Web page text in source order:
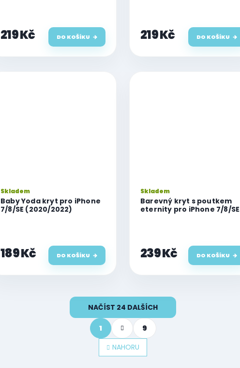
219 Kč DO KOŠÍKU 219 Kč DO KOŠÍKU
Baby Yoda kryt pro iPhone
7/8/SE (2020/2022)
Skladem
189 Kč DO KOŠÍKU
Barevný kryt s poutkem
eternity pro iPhone 7/8/SE
Skladem
239 Kč DO KOŠÍKU
NAČÍST 24 DALŠÍCH
S
t
r
á
n
1
9
NAHORU